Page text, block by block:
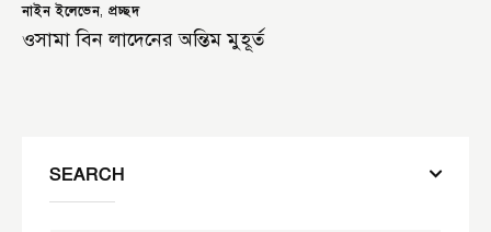
নাইন ইলেভেন,প্রচ্ছদ
ওসামা বিন লাদেনের অন্তিম মুহূর্ত
SEARCH